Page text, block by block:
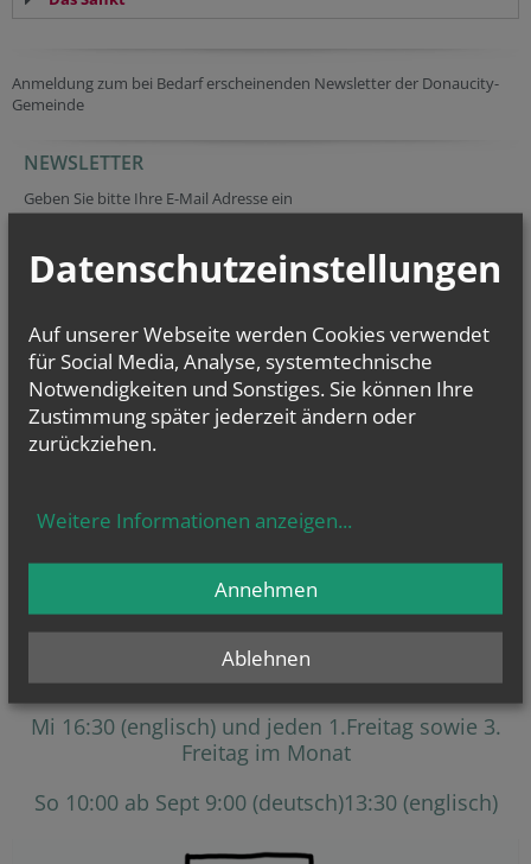
Anmeldung zum bei Bedarf erscheinenden Newsletter der Donaucity-
Gemeinde
NEWSLETTER
Geben Sie bitte Ihre E-Mail Adresse ein
Ich stimme der Datenverarbeitungzu.*
Ich habe die Informationen zum Datenschutzgelesen.*
Regelmäßige Gottesdienste
Mo-18:00-20:00 (deutsch/englisch)
Mi 16:30 (englisch) und jeden 1.Freitag sowie 3.
Freitag im Monat
So 10:00 ab Sept 9:00 (deutsch)13:30 (englisch)
Datenschutzeinstellungen
Auf unserer Webseite werden Cookies verwendet
für Social Media, Analyse, systemtechnische
Notwendigkeiten und Sonstiges. Sie können Ihre
Zustimmung später jederzeit ändern oder
zurückziehen.
Weitere Informationen anzeigen...
Ablehnen
Annehmen